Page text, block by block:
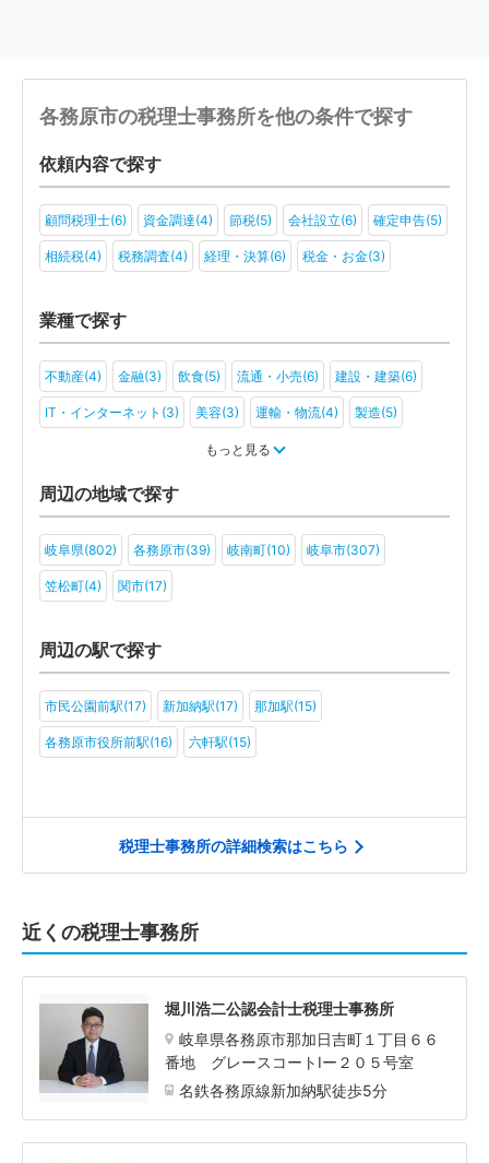
各務原市の税理士事務所を他の条件で探す
依頼内容で探す
顧問税理士(6) 資金調達(4) 節税(5) 会社設立(6) 確定申告(5)
相続税(4) 税務調査(4) 経理・決算(6) 税金・お金(3)
業種で探す
不動産(4) 金融(3) 飲食(5) 流通・小売(6) 建設・建築(6)
IT・インターネット(3) 美容(3) 運輸・物流(4) 製造(5)
旅行・ホテル(3)
アミューズメント・レジャー(3)
もっと見る
周辺の地域で探す
岐阜県(802) 各務原市(39) 岐南町(10) 岐阜市(307)
笠松町(4) 関市(17)
周辺の駅で探す
市民公園前駅(17) 新加納駅(17) 那加駅(15)
各務原市役所前駅(16) 六軒駅(15)
税理士事務所の詳細検索はこちら
近くの税理士事務所
堀川浩二公認会計士税理士事務所
岐阜県各務原市那加日吉町１丁目６６
番地 グレースコートⅠー２０５号室
名鉄各務原線新加納駅徒歩5分